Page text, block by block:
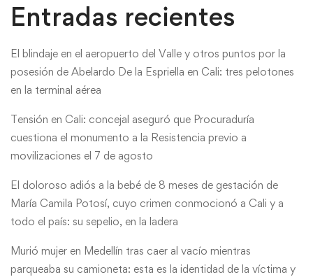
Entradas recientes
El blindaje en el aeropuerto del Valle y otros puntos por la
posesión de Abelardo De la Espriella en Cali: tres pelotones
en la terminal aérea
Tensión en Cali: concejal aseguró que Procuraduría
cuestiona el monumento a la Resistencia previo a
movilizaciones el 7 de agosto
El doloroso adiós a la bebé de 8 meses de gestación de
María Camila Potosí, cuyo crimen conmocionó a Cali y a
todo el país: su sepelio, en la ladera
Murió mujer en Medellín tras caer al vacío mientras
parqueaba su camioneta: esta es la identidad de la víctima y